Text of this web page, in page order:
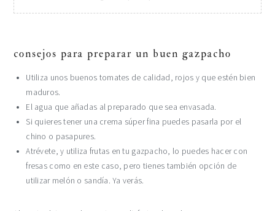
consejos para preparar un buen gazpacho
Utiliza unos buenos tomates de calidad, rojos y que estén bien
maduros.
El agua que añadas al preparado que sea envasada.
Si quieres tener una crema súper fina puedes pasarla por el
chino o pasapures.
Atrévete, y utiliza frutas en tu gazpacho, lo puedes hacer con
fresas como en este caso, pero tienes también opción de
utilizar melón o sandía. Ya verás.